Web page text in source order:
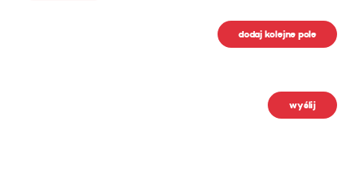
dodaj kolejne pole
wyślij